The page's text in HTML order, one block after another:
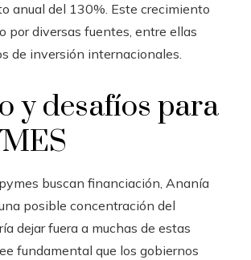
anual del 130%. Este crecimiento
por diversas fuentes, entre ellas
de inversión internacionales.
y desafíos para
buscan financiación, Ananía
posible concentración del
dejar fuera a muchas de estas
fundamental que los gobiernos